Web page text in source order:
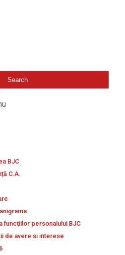
BJC
C.A.
funcțiilor personalului BJC
de avere si interese